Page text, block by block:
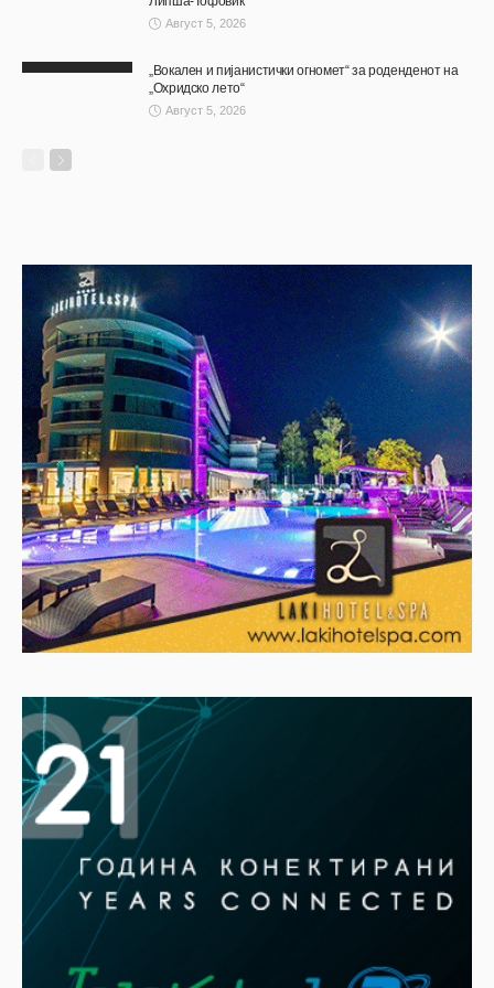
Август 5, 2026
„Вокален и пијанистички огномет“ за роденденот на
„Охридско лето“
Август 5, 2026